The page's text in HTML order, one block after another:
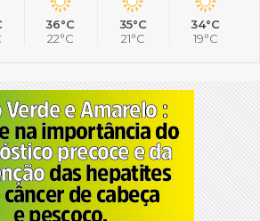
36°C
22°C
35°C
21°C
34°C
19°C